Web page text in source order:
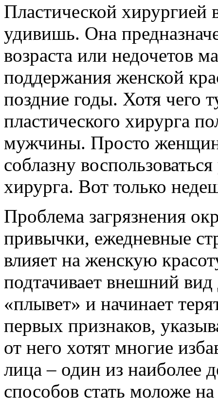
Пластической
удивишь. Она
возраста или недочетов
поддержания женской
поздние годы. Хотя чего
пластического хирурга
мужчины. Просто
соблазну
хирурга. Вот только
Проблема загрязнения
привычки, ежедневные
влияет на женскую
подтачивает внешний
«плывет» и начинает
первых признаков,
от него хотят многие
лица – один из наиболее
способов стать моложе на